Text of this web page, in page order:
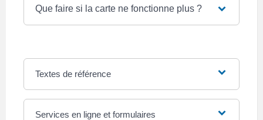
Que faire si la carte ne fonctionne plus ?
Textes de référence
Services en ligne et formulaires